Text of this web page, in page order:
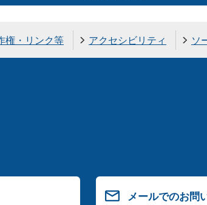
権・リンク等 アクセシビリティ ソ
メールでのお問